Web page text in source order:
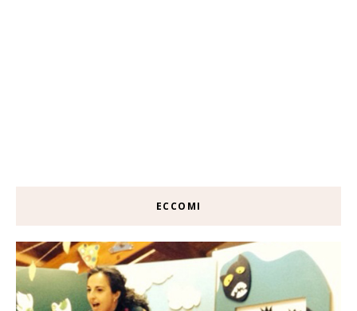
ECCOMI